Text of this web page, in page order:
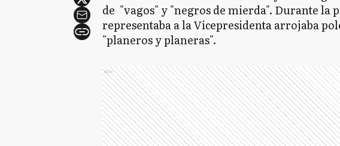
de "vagos" y "negros de mierda". Durante la
representaba a la Vicepresidenta arrojaba
"planeros y planeras".
Ads